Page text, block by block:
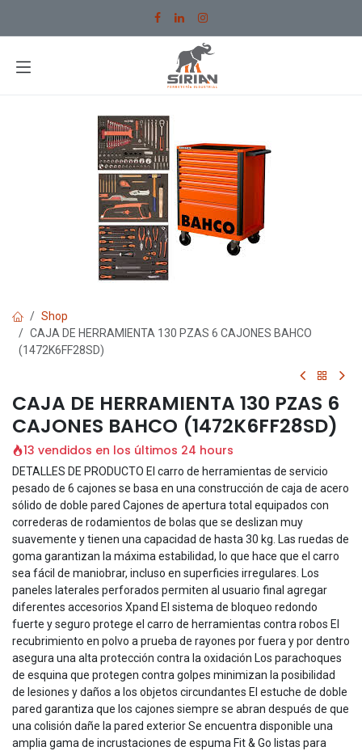
Shop
CAJA DE HERRAMIENTA 130 PZAS 6 CAJONES BAHCO
(1472K6FF28SD)
CAJA DE HERRAMIENTA 130 PZAS 6
CAJONES BAHCO (1472K6FF28SD)
13 vendidos en los últimos 24 hours
DETALLES DE PRODUCTO El carro de herramientas de servicio
pesado de 6 cajones se basa en una construcción de caja de acero
sólido de doble pared Cajones de apertura total equipados con
correderas de rodamientos de bolas que se deslizan muy
suavemente y tienen una capacidad de hasta 30 kg. Las ruedas de
goma garantizan la máxima estabilidad, lo que hace que el carro
sea fácil de maniobrar, incluso en superficies irregulares. Los
paneles laterales perforados permiten al usuario final agregar
diferentes accesorios Xpand El sistema de bloqueo redondo
fuerte y seguro protege el carro de herramientas contra robos El
recubrimiento en polvo a prueba de rayones por fuera y por dentro
asegura una alta protección contra la oxidación Los parachoques
de esquina que protegen contra golpes minimizan la posibilidad
de lesiones y daños a los objetos circundantes El estuche de doble
pared garantiza que los cajones siempre se abran después de que
una colisión dañe la pared exterior Se encuentra disponible una
amplia gama de incrustaciones de espuma Fit & Go listas para